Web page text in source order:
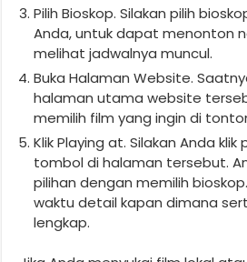
Pilih Bioskop. Silakan pilih
Anda, untuk dapat menonton
melihat jadwalnya muncul.
Buka Halaman Website.
halaman utama website
memilih film yang ingin di
Klik Playing at. Silakan Anda
tombol di halaman tersebut.
pilihan dengan memilih
waktu detail kapan dimana
lengkap.